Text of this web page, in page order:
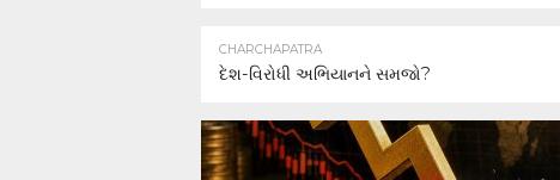
CHARCHAPATRA
દેશ-વિરોધી અભિયાનને સમજો?